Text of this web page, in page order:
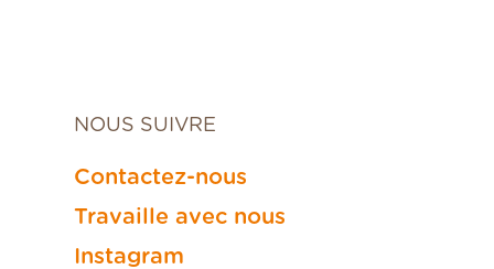
NOUS SUIVRE
Contactez-nous
Travaille avec nous
Instagram